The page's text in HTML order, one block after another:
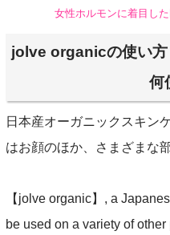
女性ホルモンに着目し
jolve organicの使い
何
日本産オーガニックスキン
はお顔のほか、さまざまな
【jolve organic】, a
be used on a variety of